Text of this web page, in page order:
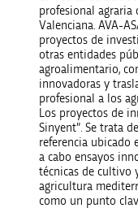
profesional agraria
Valenciana. AVA-
proyectos de
otras entidades
agroalimentario,
innovadoras y
profesional a los
Los proyectos de
Sinyent”. Se trata
referencia ubicado
a cabo ensayos
técnicas de cultivo
agricultura
como un punto